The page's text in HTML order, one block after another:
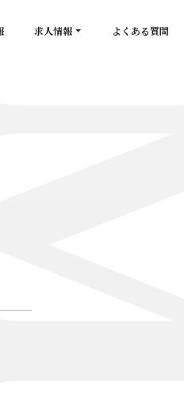
求人情報 よくある質問